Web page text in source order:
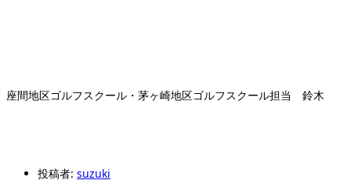
座間地区ゴルフスクール・茅ヶ崎地区ゴルフスクール担当 鈴木
投稿者: suzuki